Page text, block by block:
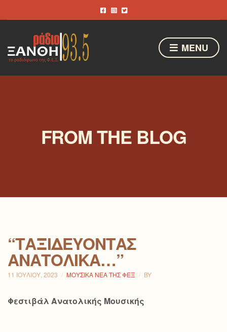
MENU
FROM THE BLOG
“ΤΑΞΙΔΕΎΟΝΤΑΣ
ΑΝΑΤΟΛΙΚΆ…”
11 ΙΟΥΛΊΟΥ, 2023 ΜΟΥΣΙΚΆ ΝΈΑ ΤΗΣ ΦΕΞ BY
Φεστιβάλ Ανατολικής Μουσικής